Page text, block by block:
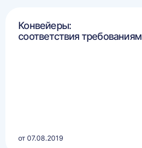
Конвейеры:
соответствия требованиям
от 07.08.2019